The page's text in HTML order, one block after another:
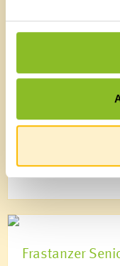
„Immer nur –
Schnegg, ruck
03.03.2025
zeigte auch 2025
Fasching
Frastanzer